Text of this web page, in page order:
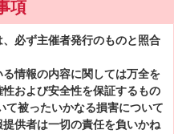
項
必ず主催者発行のものと照合
情報の内容に関しては万全を
および安全性を保証するもの
て被ったいかなる損害について
供者は一切の責任を負いかね